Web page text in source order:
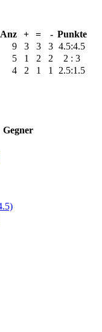
Anz + = - Punkte
9 3 3 3 4.5:4.5
5 1 2 2
2 : 3
4 2 1 1
2.5:1.5
Gegner